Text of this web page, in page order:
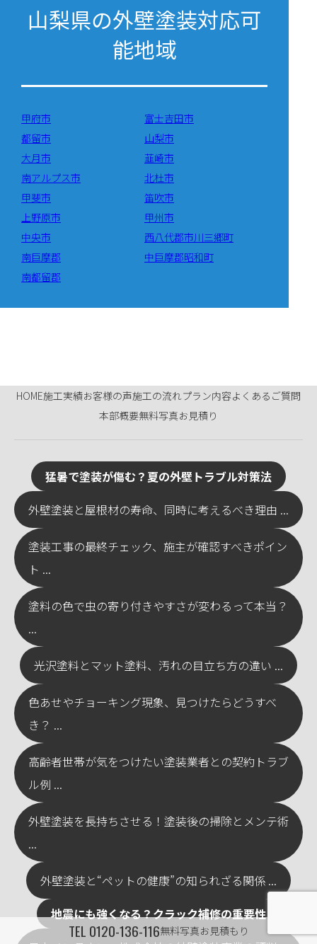
山梨県の外壁塗装対応可
能地域
甲府市
富士吉田市
都留市
山梨市
大月市
韮崎市
南アルプス市
北杜市
甲斐市
笛吹市
上野原市
甲州市
中央市
西八代郡市川三郷町
南巨摩郡
中巨摩郡昭和町
南都留郡
HOME施工実績お客様の声施工の流れプラン内容よくあるご質問
本部概要無料写真お見積り
猛暑で塗装が傷む？夏の外壁トラブル対策法
外壁塗装と屋根材の寿命、同時に考えるべき理由 ...
塗装工事の最終チェック、施主が確認すべきポイン
ト ...
塗料の色で虫の寄り付きやすさが変わるって本当？
...
光沢塗料とマット塗料、汚れの目立ち方の違い ...
色あせやチョーキング現象、見つけたらどうすべ
き？ ...
高齢者世帯が気をつけたい塗装業者との契約トラブ
ル例 ...
外壁塗装を長持ちさせる！塗装後の掃除とメンテ術
...
外壁塗装と“ペットの健康”の知られざる関係 ...
地震にも強くなる？クラック補修の重要性
TEL 0120-136-116無料写真お見積もり